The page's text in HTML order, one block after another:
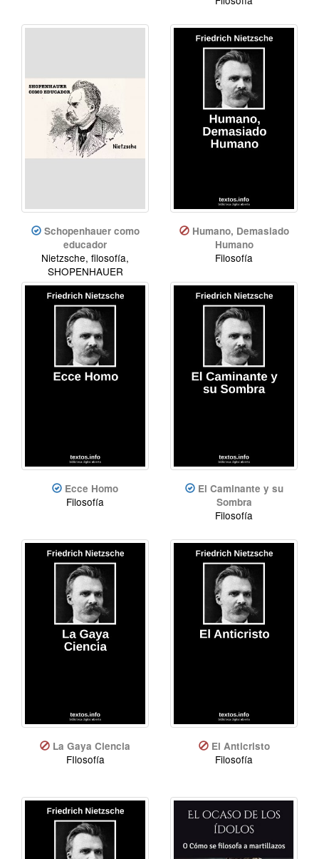
Schopenhauer como
educador
Nietzsche, filosofía,
SHOPENHAUER
Humano, Demasiado
Humano
Filosofía
Ecce Homo
Filosofía
El Caminante y su
Sombra
Filosofía
La Gaya Ciencia
FIlosofía
El Anticristo
Filosofía